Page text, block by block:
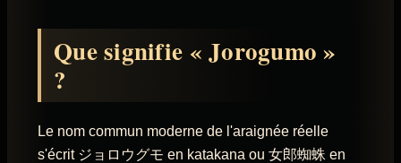
Que signifie « Jorogumo »
?
Le nom commun moderne de l'araignée réelle
s'écrit ジョロウグモ en katakana ou 女郎蜘蛛 en